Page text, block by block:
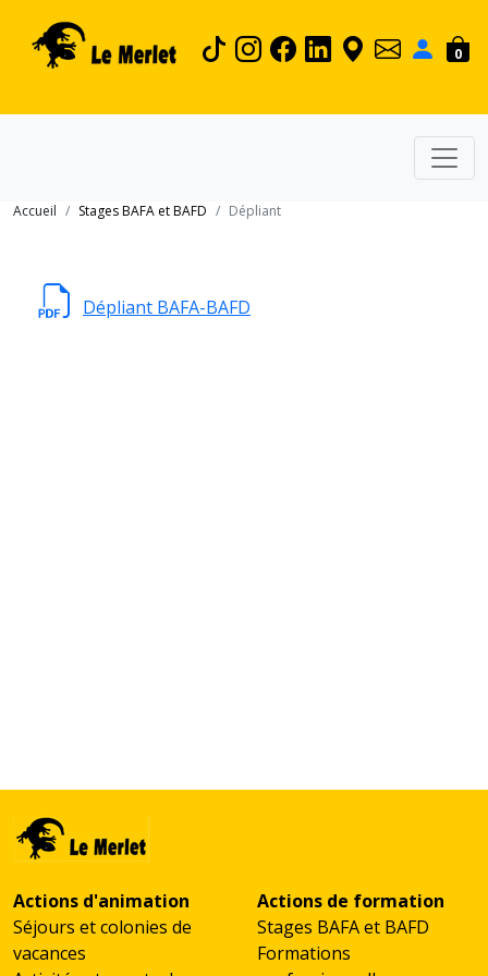
0
Accueil Stages BAFA et BAFD Dépliant
Dépliant BAFA-BAFD
Actions d'animation
Séjours et colonies de
vacances
Actions de formation
Stages BAFA et BAFD
Formations